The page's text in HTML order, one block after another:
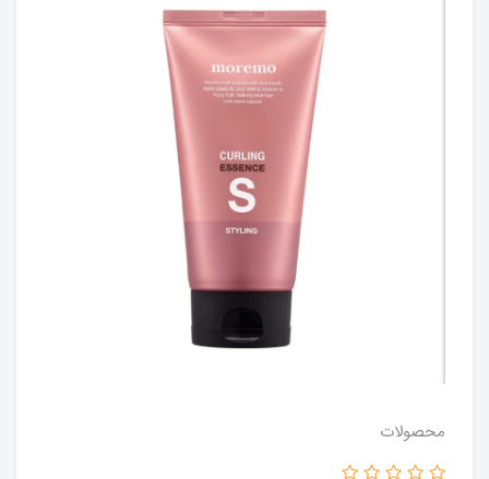
محصولات